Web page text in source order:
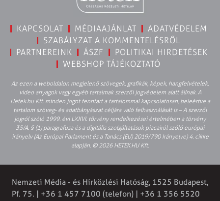
KAPCSOLAT MÉDIAAJÁNLAT
ADATVÉDELEM
SZABÁLYZAT A KOMMENTELÉSRŐL
PARTNEREINK
ÁSZF
POLITIKAI HIRDETÉSEK
WEBSHOP TÁJÉKOZTATÓ
Az ezen a weboldalon megjelenő szövegek, grafikák, képek, hangfelvételek,
video anyagok vagy egyéb tartalmak szerzői jogvédelem alatt állnak. A
Hetek.hu Kft. minden jogot fenntart a tartalommal kapcsolatosan, beleértve a
tartalom szöveg- és adatbányászat céljára való felhasználását is – A szerzői
jogról szóló 1999. évi LXXVI. törvény rendelkezései értelmében a törvény
35/A. § (1) paragrafusa és a digitális szolgáltatások piacairól szóló európai
irányelv (Az Európai Parlament és a Tanács (EU) 2019/790 Irányelve) 4. cikke
alapján. © 2026 HETEK.HU Kft.
Nemzeti Média - és Hírközlési Hatóság, 1525 Budapest,
Pf. 75. | +36 1 457 7100 (telefon) | +36 1 356 5520